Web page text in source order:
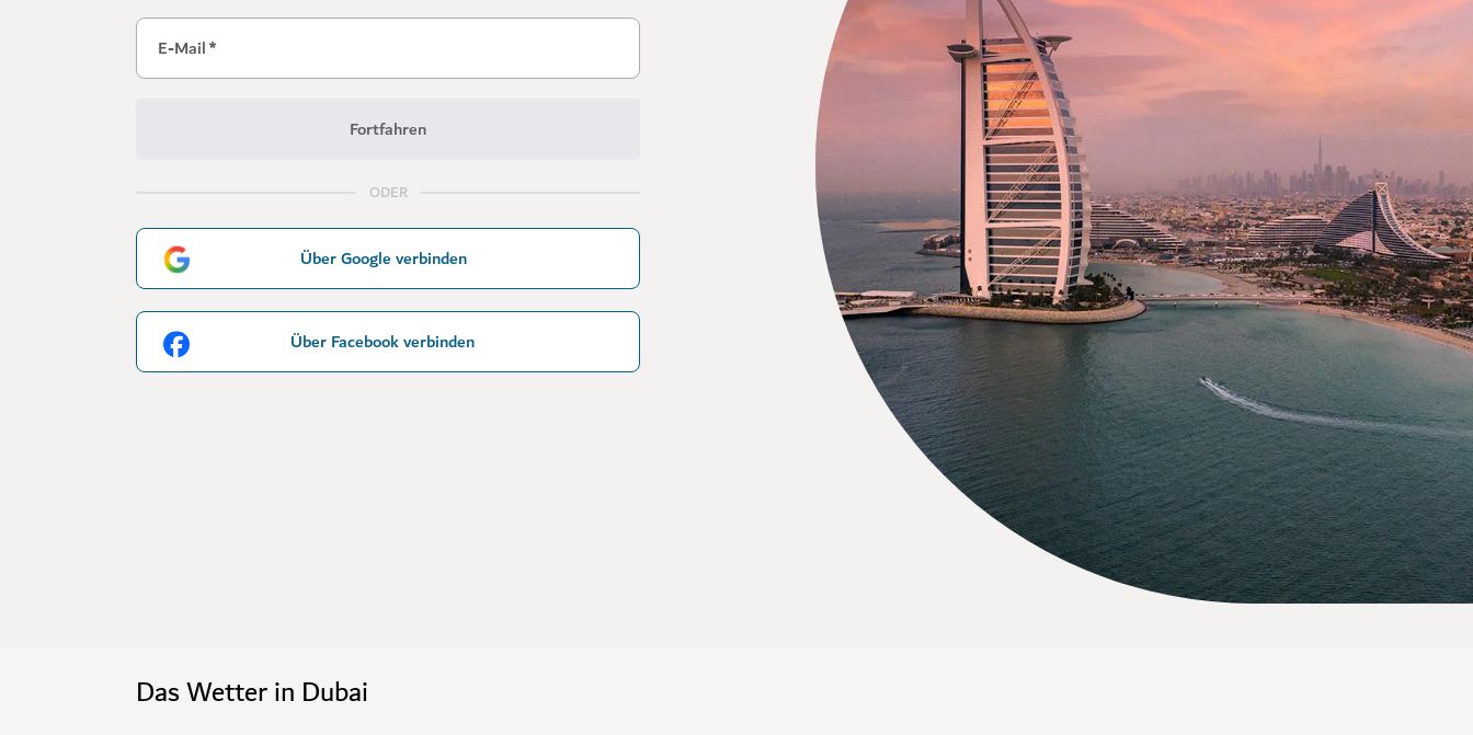
E-Mail*
Fortfahren
ODER
Über Google verbinden
Über Facebook verbinden
Das Wetter in Dubai